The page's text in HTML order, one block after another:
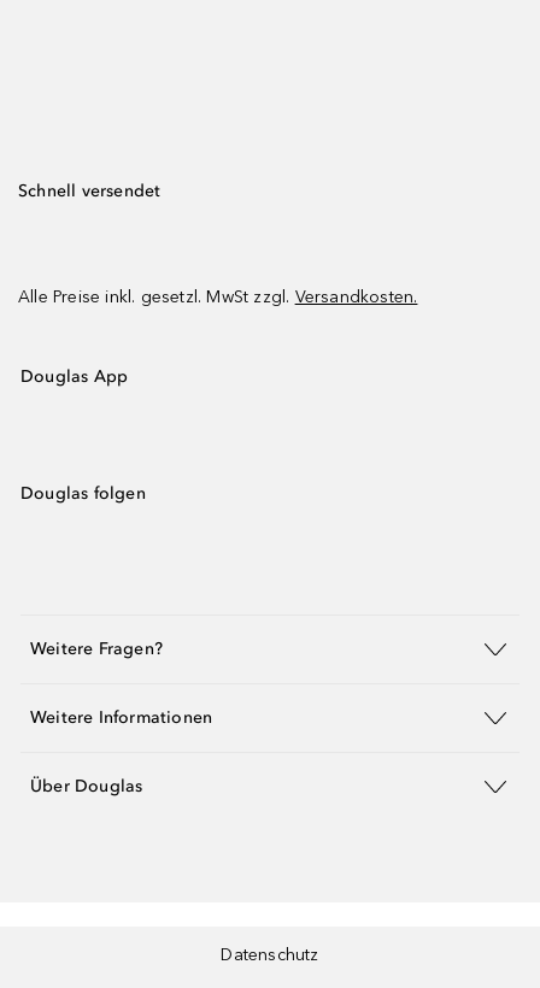
Schnell versendet
Alle Preise inkl. gesetzl. MwSt zzgl. Versandkosten.
Douglas App
Douglas folgen
Weitere Fragen?
Weitere Informationen
Über Douglas
Datenschutz